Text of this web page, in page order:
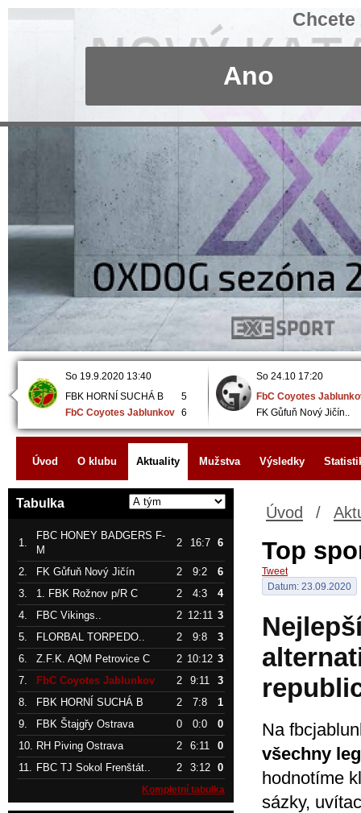
So 19.9.2020 13:40
FBK HORNÍ SUCHÁ B
5
FbC Coyotes Jablunkov 6
So 24.10 17:20
FbC Coyotes
FK Gůfuň Nový Jičín..
Úvod /
Top
Tweet
Datum: 23.09.2020
Na
všechny
hodnotíme
sázky,
Úvod O klubu Aktuality Mužstva Výsledky
Tabulka
1.
FBC HONEY BADGERS F-
M
2 16:7 6
2. FK Gůfuň Nový Jičín 2 9:2
6
3.
1. FBK Rožnov p/R C 2 4:3
4
4.
FBC Vikings.. 2 12:11 3
5.
FLORBAL TORPEDO.. 2 9:8
3
6.
Z.F.K. AQM Petrovice C 2 10:12 3
7.
FbC Coyotes Jablunkov 2 9:11
3
8.
FBK HORNÍ SUCHÁ B 2 7:8
1
9.
FBK Štajgřy Ostrava 0 0:0
0
10. RH Piving Ostrava 2 6:11
0
11. FBC TJ Sokol Frenštát.. 2 3:12 0
Kompletní tabulka
Ano